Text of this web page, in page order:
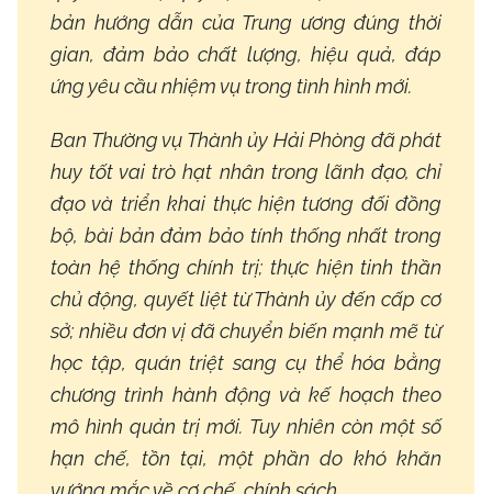
bản hướng dẫn của Trung ương đúng thời
gian, đảm bảo chất lượng, hiệu quả, đáp
ứng yêu cầu nhiệm vụ trong tình hình mới.
Ban Thường vụ Thành ủy Hải Phòng đã phát
huy tốt vai trò hạt nhân trong lãnh đạo, chỉ
đạo và triển khai thực hiện tương đối đồng
bộ, bài bản đảm bảo tính thống nhất trong
toàn hệ thống chính trị; thực hiện tinh thần
chủ động, quyết liệt từ Thành ủy đến cấp cơ
sở; nhiều đơn vị đã chuyển biến mạnh mẽ từ
học tập, quán triệt sang cụ thể hóa bằng
chương trình hành động và kế hoạch theo
mô hình quản trị mới. Tuy nhiên còn một số
hạn chế, tồn tại, một phần do khó khăn